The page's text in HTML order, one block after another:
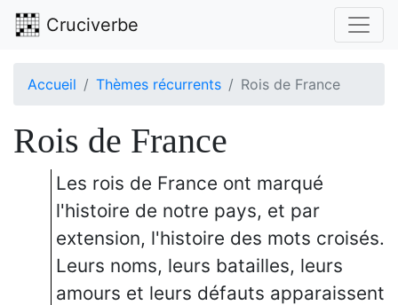
Cruciverbe
Accueil Thèmes récurrents Rois de France
Rois de France
Les rois de France ont marqué
l'histoire de notre pays, et par
extension, l'histoire des mots croisés.
Leurs noms, leurs batailles, leurs
amours et leurs défauts apparaissent